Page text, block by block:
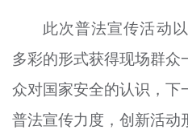
此次普法宣传活动
多彩的形式获得现场群
众对国家安全的认识，下
普法宣传力度，创新活动